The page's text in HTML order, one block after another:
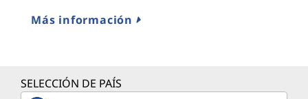
Más información
SELECCIÓN DE PAÍS